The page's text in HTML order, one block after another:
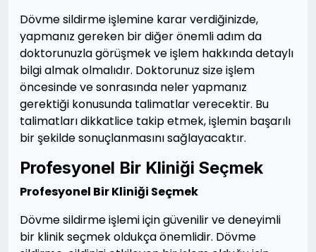
Dövme sildirme işlemine karar verdiğinizde,
yapmanız gereken bir diğer önemli adım da
doktorunuzla görüşmek ve işlem hakkında detaylı
bilgi almak olmalıdır. Doktorunuz size işlem
öncesinde ve sonrasında neler yapmanız
gerektiği konusunda talimatlar verecektir. Bu
talimatları dikkatlice takip etmek, işlemin başarılı
bir şekilde sonuçlanmasını sağlayacaktır.
Profesyonel Bir Kliniği Seçmek
Profesyonel Bir Kliniği Seçmek
Dövme sildirme işlemi için güvenilir ve deneyimli
bir klinik seçmek oldukça önemlidir. Dövme